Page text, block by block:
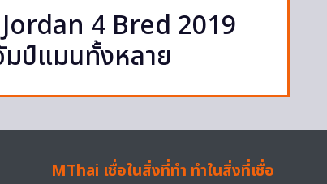
4 Bred 2019
มป์แมนทั้งหลาย
MThai เชื่อในสิ่งที่ทำ ทำในสิ่งที่เชื่อ